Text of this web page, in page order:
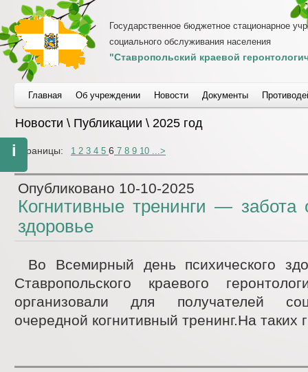
Государственное бюджетное стационарное
социального обслуживания населения
"Ставропольский краевой
i
Главная Об учреждении Новости Документы
Новости \ Публикации \ 2025 год
Страницы: 1 2 3 4 5 6 7 8 9 10 ...>
Опубликовано 10-10-2025
Когнитивные тренинги — забота
здоровье
Во Всемирный день психического
Ставропольского краевого
организовали для получателей
очередной когнитивный тренинг.На таких